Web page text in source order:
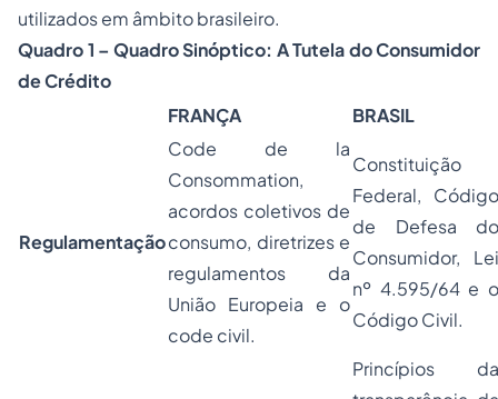
utilizados em âmbito brasileiro.
Quadro 1 – Quadro Sinóptico: A Tutela do Consumidor
de Crédito
FRANÇA
BRASIL
Regulamentação
Code de la
Consommation,
acordos coletivos de
consumo, diretrizes e
regulamentos da
União Europeia e o
code civil.
Constituição
Federal, Código
de Defesa do
Consumidor, Lei
nº 4.595/64 e o
Código Civil.
Princípios da